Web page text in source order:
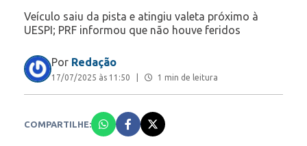
Veículo saiu da pista e atingiu valeta próximo à
UESPI; PRF informou que não houve feridos
Por Redação
17/07/2025 às 11:50 1 min de leitura
COMPARTILHE: